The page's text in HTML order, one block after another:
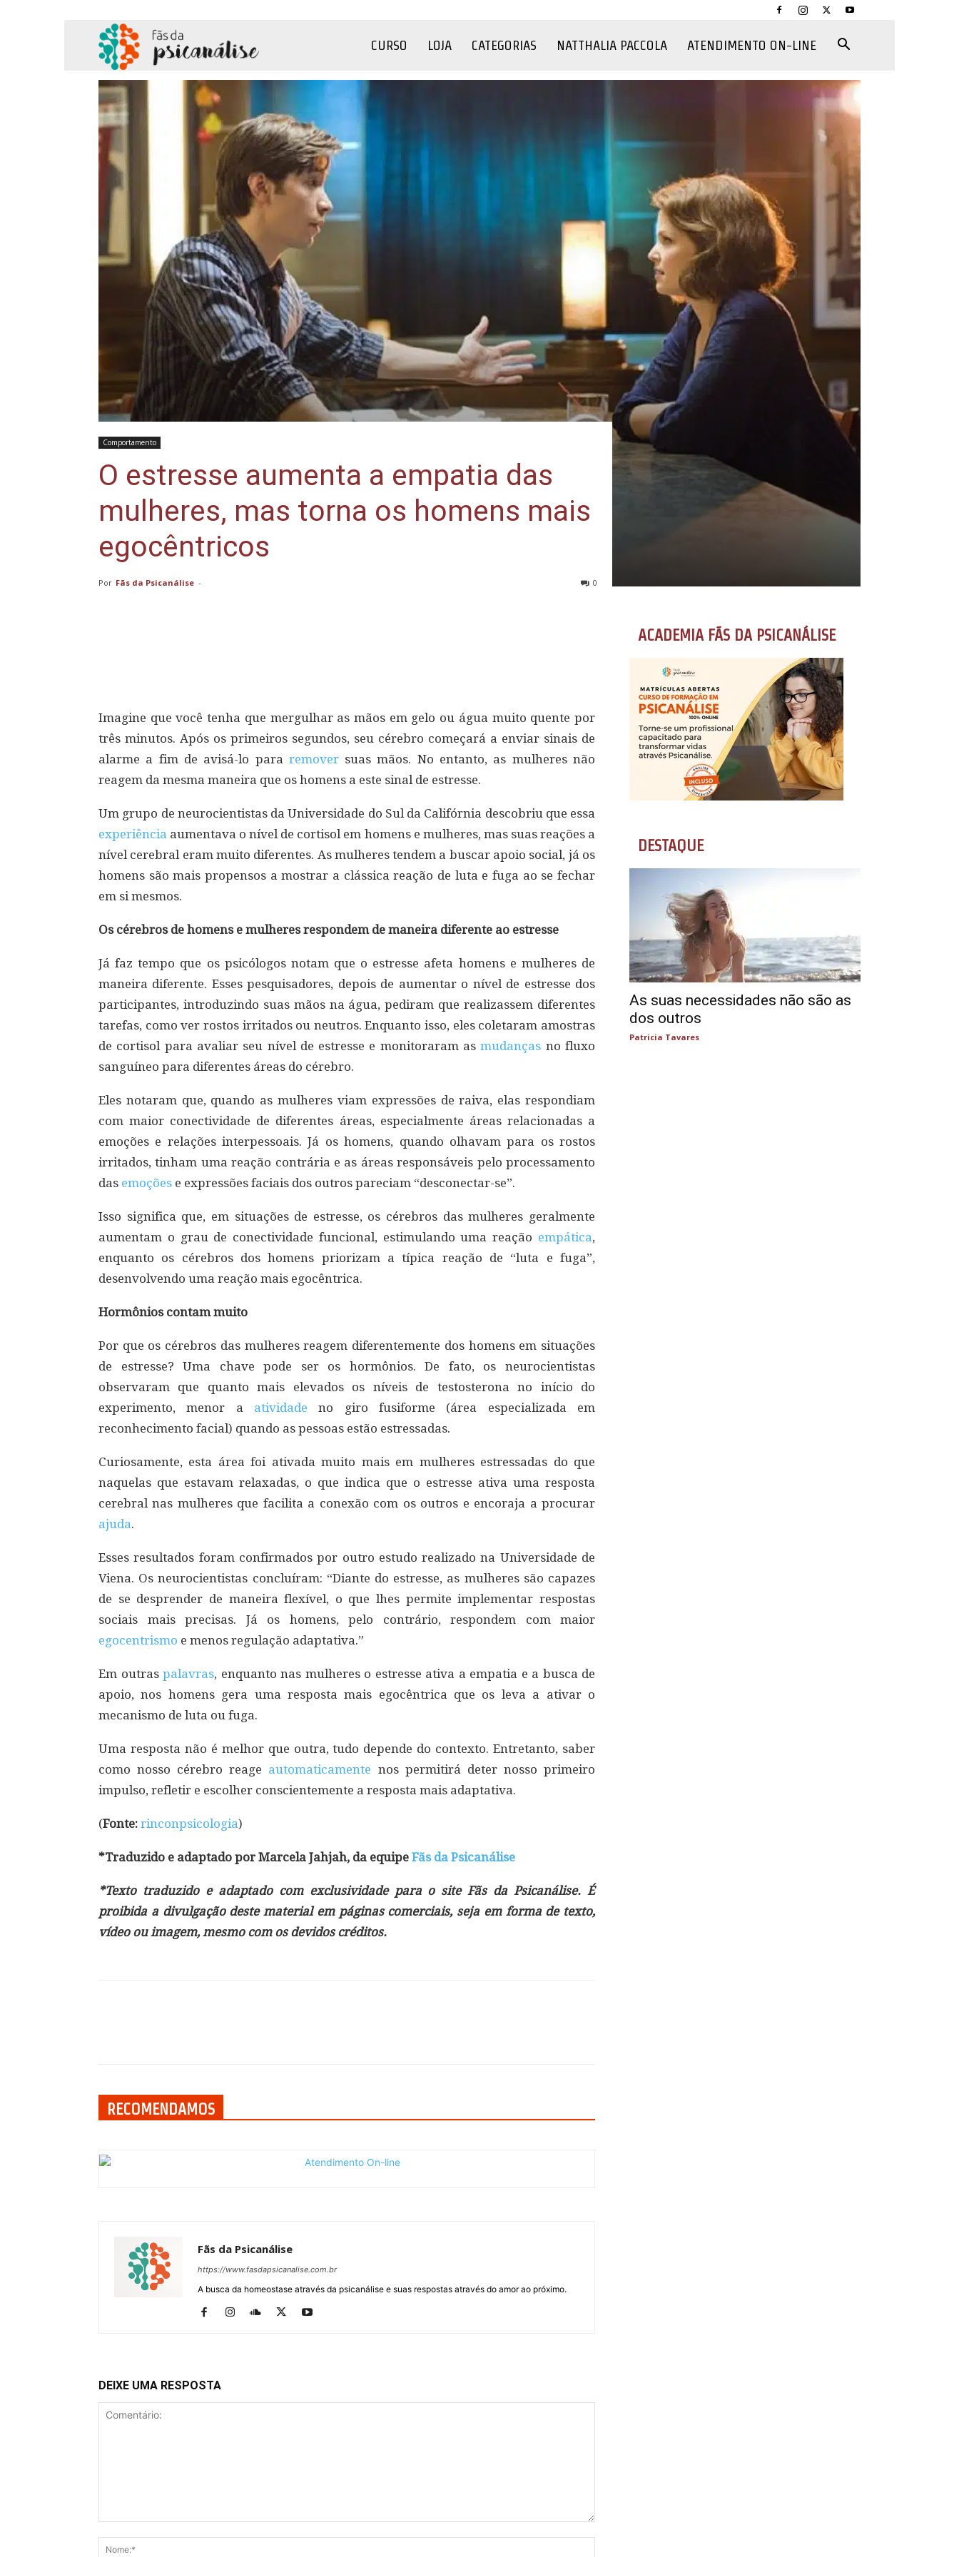
Psicanálise
CURSO LOJA CATEGORIAS NATTHALIA PACCOLA ATENDIMENTO ON-LINE
Comportamento
O estresse aumenta a empatia das
mulheres, mas torna os homens mais
egocêntricos
Por Fãs da Psicanálise - 0
Imagine que você tenha que mergulhar as mãos em gelo ou água muito quente por
três minutos. Após os primeiros segundos, seu cérebro começará a enviar sinais de
alarme a fim de avisá-lo para removersuas mãos. No entanto, as mulheres não
reagem da mesma maneira que os homens a este sinal de estresse.
Um grupo de neurocientistas da Universidade do Sul da Califórnia descobriu que essa
experiência aumentava o nível de cortisol em homens e mulheres, mas suas reações a
nível cerebral eram muito diferentes. As mulheres tendem a buscar apoio social, já os
homens são mais propensos a mostrar a clássica reação de luta e fuga ao se fechar
em si mesmos.
Os cérebros de homens e mulheres respondem de maneira diferente ao estresse
Já faz tempo que os psicólogos notam que o estresse afeta homens e mulheres de
maneira diferente. Esses pesquisadores, depois de aumentar o nível de estresse dos
participantes, introduzindo suas mãos na água, pediram que realizassem diferentes
tarefas, como ver rostos irritados ou neutros. Enquanto isso, eles coletaram amostras
de cortisol para avaliar seu nível de estresse e monitoraram asmudanças no fluxo
sanguíneo para diferentes áreas do cérebro.
Eles notaram que, quando as mulheres viam expressões de raiva, elas respondiam
com maior conectividade de diferentes áreas, especialmente áreas relacionadas a
emoções e relações interpessoais. Já os homens, quando olhavam para os rostos
irritados, tinham uma reação contrária e as áreas responsáveis pelo processamento
das emoções e expressões faciais dos outros pareciam “desconectar-se”.
Isso significa que, em situações de estresse, os cérebros das mulheres geralmente
aumentam o grau de conectividade funcional, estimulando uma reação empática,
enquanto os cérebros dos homens priorizam a típica reação de “luta e fuga”,
desenvolvendo uma reação mais egocêntrica.
Hormônios contam muito
Por que os cérebros das mulheres reagem diferentemente dos homens em situações
de estresse? Uma chave pode ser os hormônios. De fato, os neurocientistas
observaram que quanto mais elevados os níveis de testosterona no início do
experimento, menor a atividade no giro fusiforme (área especializada em
reconhecimento facial) quando as pessoas estão estressadas.
Curiosamente, esta área foi ativada muito mais em mulheres estressadas do que
naquelas que estavam relaxadas, o que indica que o estresse ativa uma resposta
cerebral nas mulheres que facilita a conexão com os outros e encoraja a procurar
ajuda.
Esses resultados foram confirmados por outro estudo realizado na Universidade de
Viena. Os neurocientistas concluíram: “Diante do estresse, as mulheres são capazes
de se desprender de maneira flexível, o que lhes permite implementar respostas
sociais mais precisas. Já os homens, pelo contrário, respondem com maior
egocentrismo e menos regulação adaptativa.”
Em outras palavras, enquanto nas mulheres o estresse ativa a empatia e a busca de
apoio, nos homens gera uma resposta mais egocêntrica que os leva a ativar o
mecanismo de luta ou fuga.
Uma resposta não é melhor que outra, tudo depende do contexto. Entretanto, saber
como nosso cérebro reage automaticamente nos permitirá deter nosso primeiro
impulso, refletir e escolher conscientemente a resposta mais adaptativa.
(Fonte: rinconpsicologia)
*Traduzido e adaptado por Marcela Jahjah, da equipe Fãs da Psicanálise
*Texto traduzido e adaptado com exclusividade para o site Fãs da Psicanálise. É
proibida a divulgação deste material em páginas comerciais, seja em forma de texto,
vídeo ou imagem, mesmo com os devidos créditos.
RECOMENDAMOS
Fãs da Psicanálise
https://www.fasdapsicanalise.com.br
A busca da homeostase através da psicanálise e suas respostas através do amor ao próximo.
DEIXE UMA RESPOSTA
ACADEMIA FÃS DA PSICANÁLISE
DESTAQUE
As suas necessidades não são as
dos outros
Patricia Tavares